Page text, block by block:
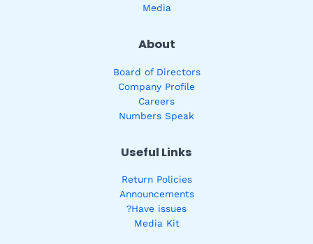
Media
About
Board of Directors
Company Profile
Careers
Numbers Speak
Useful Links
Return Policies
Announcements
Have issues?
Media Kit